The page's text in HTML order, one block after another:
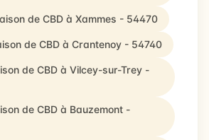
de CBD à Xammes - 54470
de CBD à Crantenoy - 54740
de CBD à Vilcey-sur-Trey -
de CBD à Bauzemont -